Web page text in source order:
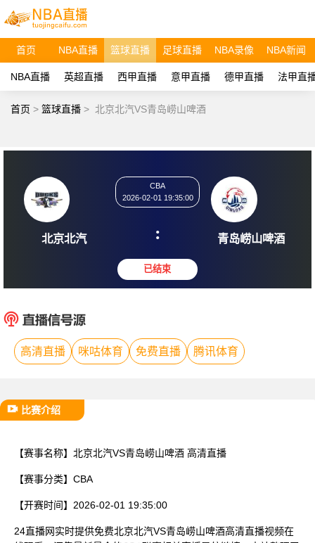
首页 NBA直播 篮球直播 足球直播 NBA录像 NBA新闻
NBA直播 英超直播 西甲直播 意甲直播 德甲直播 法甲直
首页 > 篮球直播 > 北京北汽VS青岛崂山啤酒
北京北汽
2026-02-01 19:35:00
: 青岛崂
高清直播 咪咕体育 免费直播 腾讯体育
比赛介绍
【赛事名称】 北京北汽VS青岛崂山啤酒 高清直播
【赛事分类】 CBA
【开赛时间】 2026-02-01 19:35:00
24直播网实时提供免费北京北汽VS青岛崂山啤酒高清直播视频在